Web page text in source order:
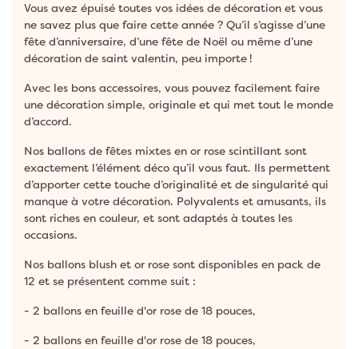
Vous avez épuisé toutes vos idées de décoration et vous
ne savez plus que faire cette année ? Qu’il s’agisse d’une
fête d’anniversaire, d’une fête de Noël ou même d’une
décoration de saint valentin, peu importe !
Avec les bons accessoires, vous pouvez facilement faire
une décoration simple, originale et qui met tout le monde
d’accord.
Nos ballons de fêtes mixtes en or rose scintillant sont
exactement l’élément déco qu’il vous faut. Ils permettent
d’apporter cette touche d’originalité et de singularité qui
manque à votre décoration. Polyvalents et amusants, ils
sont riches en couleur, et sont adaptés à toutes les
occasions.
Nos ballons blush et or rose sont disponibles en pack de
12 et se présentent comme suit :
- 2 ballons en feuille d'or rose de 18 pouces,
- 2 ballons en feuille d'or rose de 18 pouces,